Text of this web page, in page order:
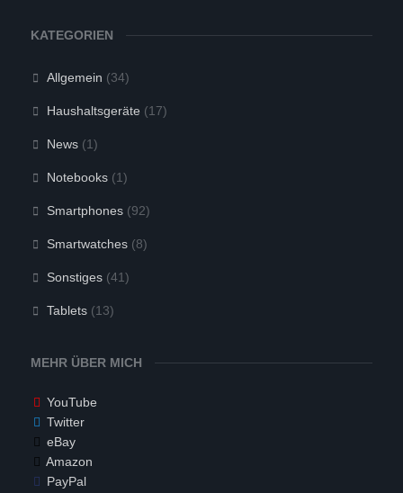
KATEGORIEN
Allgemein (34)
Haushaltsgeräte (17)
News(1)
Notebooks(1)
Smartphones(92)
Smartwatches(8)
Sonstiges(41)
Tablets(13)
MEHR ÜBER MICH
YouTube
Twitter
eBay
Amazon
PayPal